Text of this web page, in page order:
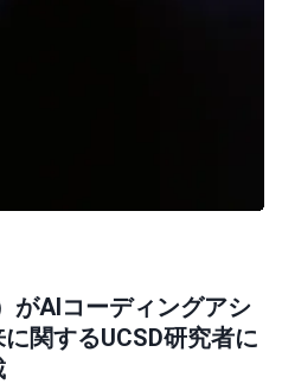
がAIコーディングアシ
関するUCSD研究者に